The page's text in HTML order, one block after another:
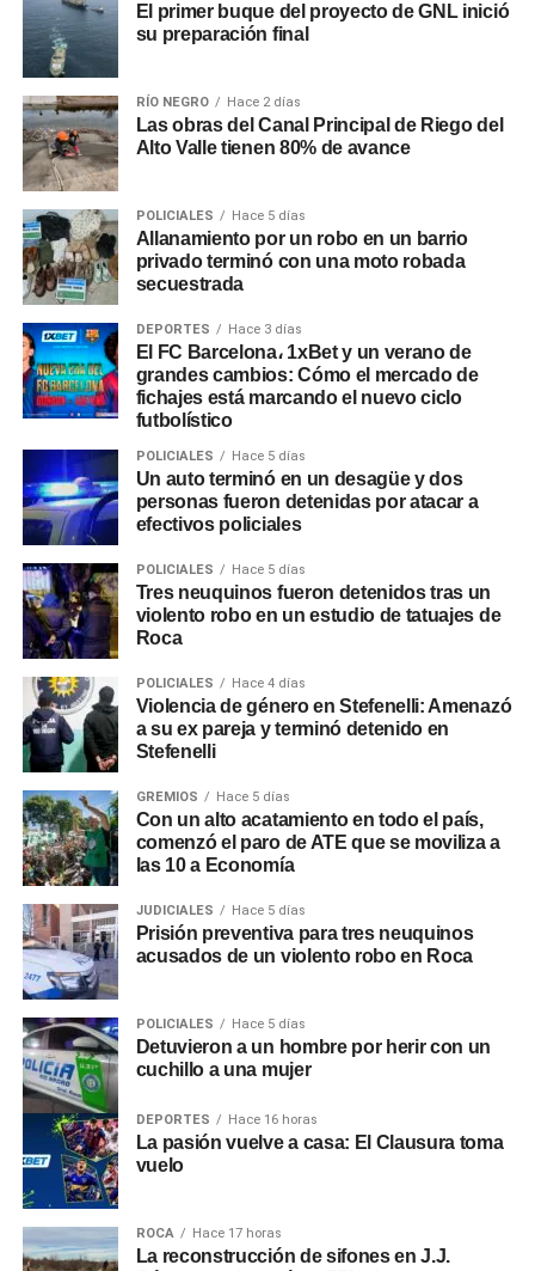
El primer buque del proyecto de GNL inició
su preparación final
RÍO NEGRO Hace 2 días
Las obras del Canal Principal de Riego del
Alto Valle tienen 80% de avance
POLICIALES Hace 5 días
Allanamiento por un robo en un barrio
privado terminó con una moto robada
secuestrada
DEPORTES Hace 3 días
El FC Barcelona، 1xBet y un verano de
grandes cambios: Cómo el mercado de
fichajes está marcando el nuevo ciclo
futbolístico
POLICIALES Hace 5 días
Un auto terminó en un desagüe y dos
personas fueron detenidas por atacar a
efectivos policiales
POLICIALES Hace 5 días
Tres neuquinos fueron detenidos tras un
violento robo en un estudio de tatuajes de
Roca
POLICIALES Hace 4 días
Violencia de género en Stefenelli: Amenazó
a su ex pareja y terminó detenido en
Stefenelli
GREMIOS Hace 5 días
Con un alto acatamiento en todo el país,
comenzó el paro de ATE que se moviliza a
las 10 a Economía
JUDICIALES Hace 5 días
Prisión preventiva para tres neuquinos
acusados de un violento robo en Roca
POLICIALES Hace 5 días
Detuvieron a un hombre por herir con un
cuchillo a una mujer
DEPORTES Hace 16 horas
La pasión vuelve a casa: El Clausura toma
vuelo
ROCA Hace 17 horas
La reconstrucción de sifones en J.J.